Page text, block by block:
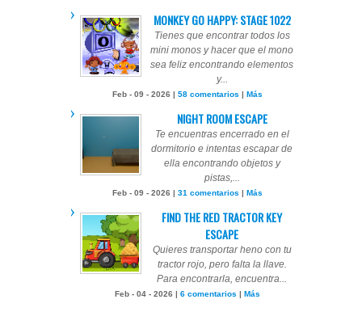
MONKEY GO HAPPY: STAGE 1022
Tienes que encontrar todos los
mini monos y hacer que el mono
sea feliz encontrando elementos
y...
Feb - 09 - 2026 | 58 comentarios | Más
NIGHT ROOM ESCAPE
Te encuentras encerrado en el
dormitorio e intentas escapar de
ella encontrando objetos y
pistas,...
Feb - 09 - 2026 | 31 comentarios | Más
FIND THE RED TRACTOR KEY
ESCAPE
Quieres transportar heno con tu
tractor rojo, pero falta la llave.
Para encontrarla, encuentra...
Feb - 04 - 2026 | 6 comentarios | Más